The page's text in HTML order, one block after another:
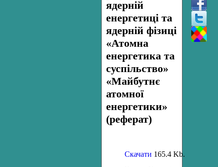
ядерній
енергетиці та
ядерній фізиці
«Атомна
енергетика та
суспільство»
«Майбутнє
атомної
енергетики»
(реферат)
Скачати 165.4 Kb.